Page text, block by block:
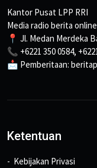
Kantor Pusat LPP RRI
Media radio berita
📍 Jl. Medan Merdeka
📞 +6221 350 0584,
📩 Pemberitaan:
Ketentuan
Kebijakan Privasi